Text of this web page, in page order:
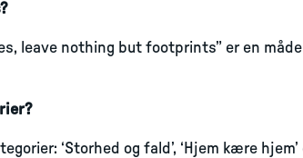
leave nothing but footprints” er en
‘Storhed og fald’, ‘Hjem kære hjem’